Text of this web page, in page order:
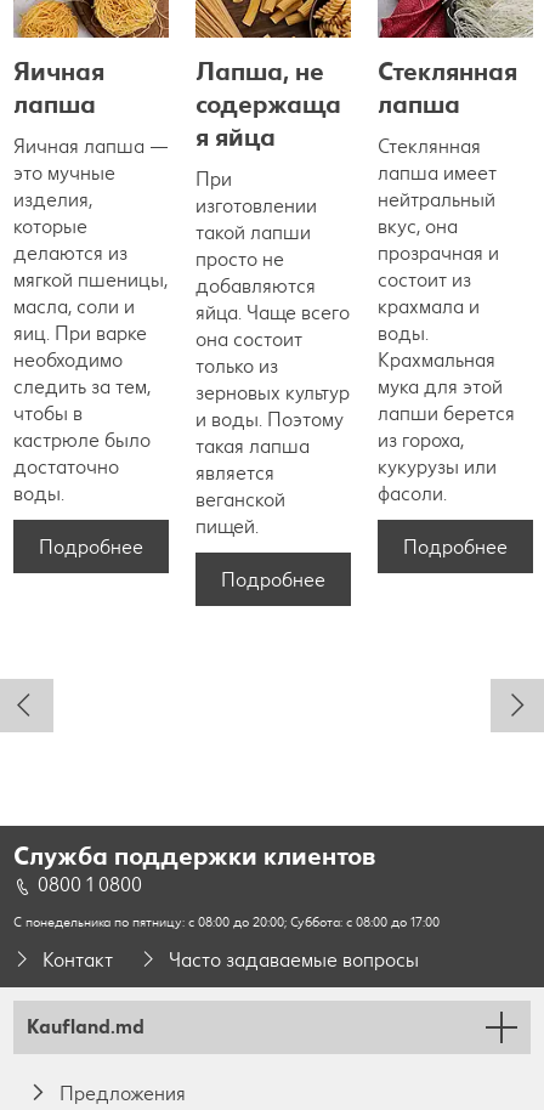
Яичная
лапша
Яичная лапша —
это мучные
изделия,
которые
делаются из
мягкой пшеницы,
масла, соли и
яиц. При варке
необходимо
следить за тем,
чтобы в
кастрюле было
достаточно
воды.
Подробнее
Лапша, не
содержаща
я яйца
При
изготовлении
такой лапши
просто не
добавляются
яйца. Чаще всего
она состоит
только из
зерновых культур
и воды. Поэтому
такая лапша
является
веганской
пищей.
Подробнее
Стеклянная
лапша
Стеклянная
лапша имеет
нейтральный
вкус, она
прозрачная и
состоит из
крахмала и
воды.
Крахмальная
мука для этой
лапши берется
из гороха,
кукурузы или
фасоли.
Подробнее
Служба поддержки клиентов
0800 1 0800
С понедельника по пятницу: с 08:00 до 20:00; Суббота: с 08:00 до 17:00
Контакт Часто задаваемые вопросы
Kaufland.md
Предложения